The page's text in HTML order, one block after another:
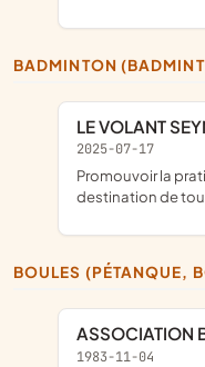
BADMINTON
LE VOLANT
2025-07-17
promouvoir la pratique du badminton sous toutes ses formes à
destination de
BOULES (PÉTANQUE,
1983-11-04